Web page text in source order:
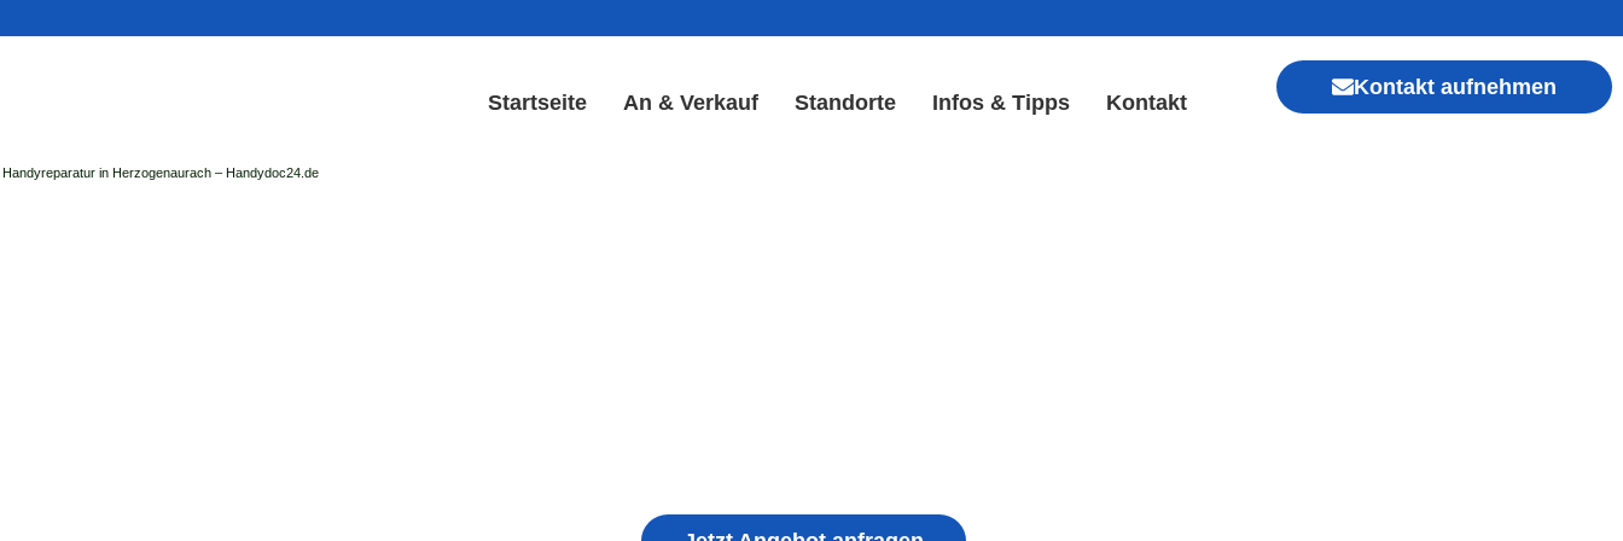
Startseite An & Verkauf Standorte Infos & Tipps Kontakt
Kontakt aufnehmen
Handyreparatur in Herzogenaurach – Handydoc24.de